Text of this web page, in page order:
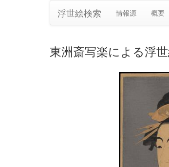
浮世絵検索 情報源 概要
東洲斎写楽による浮